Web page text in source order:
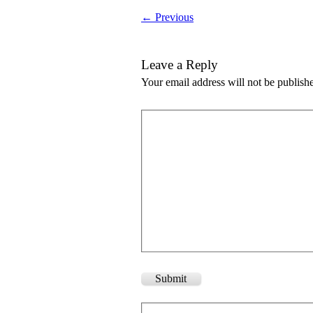
← Previous
Leave a Reply
Your email address will not be
Submit